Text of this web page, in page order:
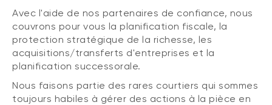
Avec l'aide de nos partenaires de confiance, nous
couvrons pour vous la planification fiscale, la
protection stratégique de la richesse, les
acquisitions/transferts d'entreprises et la
planification successorale.
Nous faisons partie des rares courtiers qui sommes
toujours habiles à gérer des actions à la pièce en